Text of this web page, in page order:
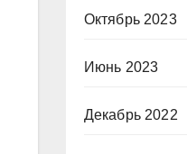
Октябрь 2023
Июнь 2023
Декабрь 2022